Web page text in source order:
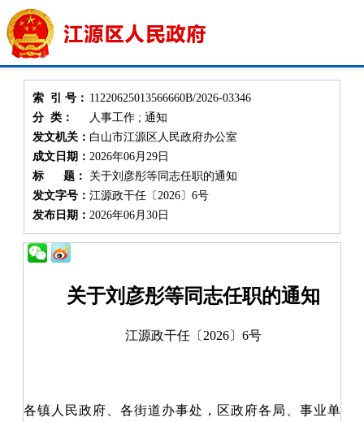
索 引 号： 11220625013566660B/2026-03346
分 类：
人事工作 ; 通知
发文机关： 白山市江源区人民政府办公室
成文日期：2026年06月29日
标 题：
关于刘彦彤等同志任职的通知
发文字号：江源政干任〔2026〕6号
发布日期：2026年06月30日
关于刘彦彤等同志任职的通知
江源政干任 〔2026〕 6号
各镇人民政府 、各街道办事处，区政府各局、事业单